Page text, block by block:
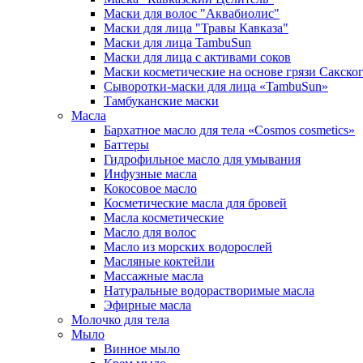
Маски для волос "Аквабиолис"
Маски для лица "Травы Кавказа"
Маски для лица TambuSun
Маски для лица с активами соков
Маски косметические на основе грязи
Сыворотки-маски для лица «TambuSun»
Тамбуканские маски
Масла
Бархатное масло для тела «Cosmos cosmetics»
Баттеры
Гидрофильное масло для умывания
Инфузные масла
Кокосовое масло
Косметические масла для бровей
Масла косметические
Масло для волос
Масло из морских водорослей
Масляные коктейли
Массажные масла
Натуральные водорастворимые масла
Эфирные масла
Молочко для тела
Мыло
Винное мыло